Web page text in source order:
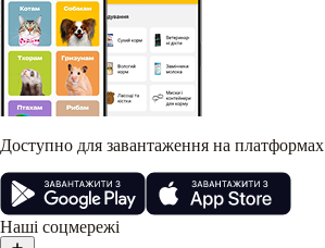
Доступно для завантаження на платформах
Наші соцмережі